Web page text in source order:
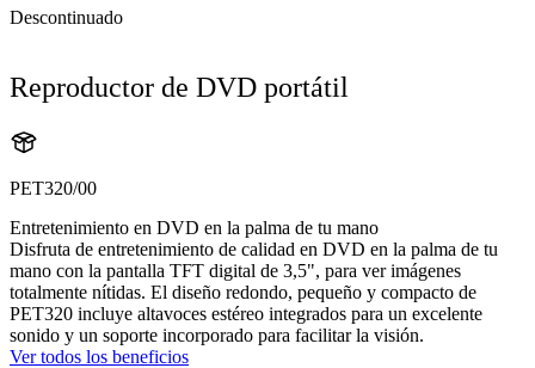
Descontinuado
Reproductor de DVD portátil
PET320/00
Entretenimiento en DVD en la palma de tu mano
Disfruta de entretenimiento de calidad en DVD en la palma de tu
mano con la pantalla TFT digital de 3,5", para ver imágenes
totalmente nítidas. El diseño redondo, pequeño y compacto de
PET320 incluye altavoces estéreo integrados para un excelente
sonido y un soporte incorporado para facilitar la visión.
Ver todos los beneficios